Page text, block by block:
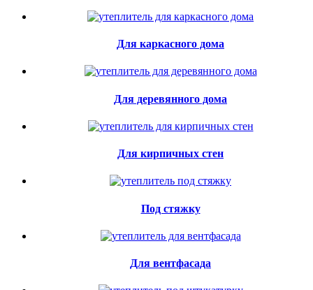
Для каркасного дома
Для деревянного дома
Для кирпичных стен
Под стяжку
Для вентфасада